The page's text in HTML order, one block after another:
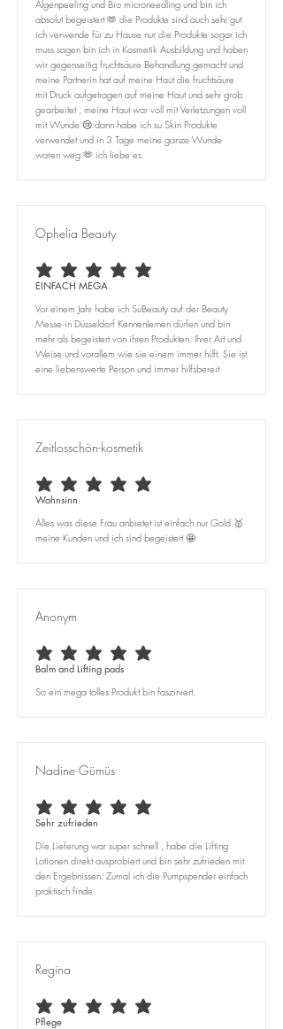
Algenpeeling und Bio microneedling und bin ich
absolut begeistert 🫶 die Produkte sind auch sehr gut
ich verwende für zu Hause nur die Produkte sogar ich
muss sagen bin ich in Kosmetik Ausbildung und haben
wir gegenseitig fruchtsäure Behandlung gemacht und
meine Partnerin hat auf meine Haut die fruchtsäure
mit Druck aufgetragen auf meine Haut und sehr grob
gearbeitet , meine Haut war voll mit Verletzungen voll
mit Wunde 😢 dann habe ich su Skin Produkte
verwendet und in 3 Tage meine ganze Wunde
waren weg 🫶 ich liebe es
Ophelia Beauty
average rating is 5 out of 5
EINFACH MEGA
Vor einem Jahr habe ich SuBeauty auf der Beauty
Messe in Düsseldorf Kennenlernen dürfen und bin
mehr als begeistert von ihren Produkten. Ihrer Art und
Weise und vorallem wie sie einem immer hilft. Sie ist
eine liebenswerte Person und immer hilfsbereit
Zeitlosschön-kosmetik
average rating is 5 out of 5
Wahnsinn
Alles was diese Frau anbietet ist einfach nur Gold 🥇
meine Kunden und ich sind begeistert 🤩
Anonym
average rating is 5 out of 5
Balm and Lifting pads
So ein mega tolles Produkt bin fasziniert.
Nadine Gümüs
average rating is 5 out of 5
Sehr zufrieden
Die Lieferung war super schnell , habe die Lifting
Lotionen direkt ausprobiert und bin sehr zufrieden mit
den Ergebnissen. Zumal ich die Pumpspender einfach
praktisch finde.
Regina
average rating is 5 out of 5
Pflege